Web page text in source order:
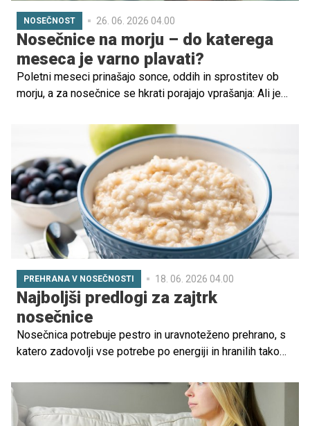
NOSEČNOST 26. 06. 2026 04.00
Nosečnice na morju – do katerega
meseca je varno plavati?
Poletni meseci prinašajo sonce, oddih in sprostitev ob
morju, a za nosečnice se hkrati porajajo vprašanja: Ali je
nosečnosti je priporočljivo potovanje? Kako se zaščititi
PREHRANA V NOSEČNOSTI 18. 06. 2026 04.00
Najboljši predlogi za zajtrk
nosečnice
Nosečnica potrebuje pestro in uravnoteženo prehrano, s
katero zadovolji vse potrebe po energiji in hranilih tako
krvnega sladkorja in da so vsa hranila na voljo takrat, ko
jih organizem potrebuje, je za nosečnico pomembno, da
uživa redne in enakomerno porazdeljene dnevne obroke,